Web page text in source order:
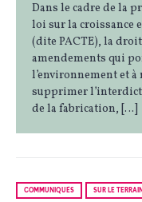
Dans le cadre de la
loi sur la croissance
(dite PACTE), la
amendements qui
l’environnement et
supprimer
de la fabrication, […]
COMMUNIQUÉS SUR LE TERRAIN